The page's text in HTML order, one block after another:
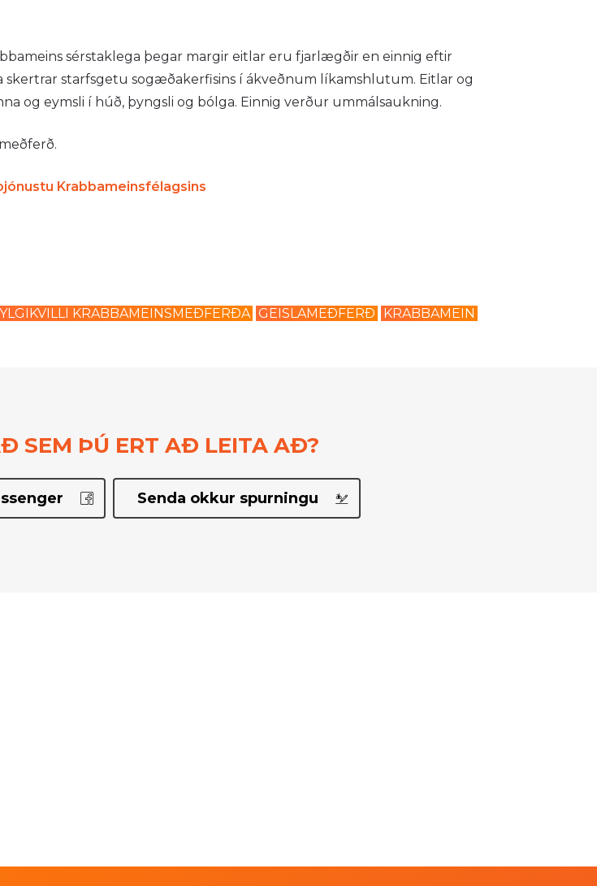
sérstaklega þegar margir eitlar eru fjarlægðir en einnig eftir
starfsgetu sogæðakerfisins í ákveðnum líkamshlutum. Eitlar og
og eymsli í húð, þyngsli og bólga. Einnig verður ummálsaukning.
Krabbameinsfélagsins
KRABBAMEINSMEÐFERÐA GEISLAMEÐFERÐ
KRABBAMEIN
SEM ÞÚ ERT AÐ LEITA AÐ?
Senda okkur spurningu